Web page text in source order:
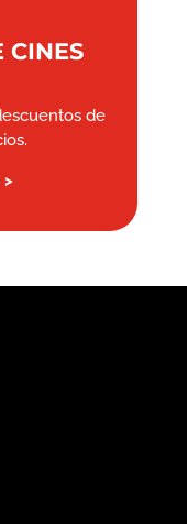
CINES
de